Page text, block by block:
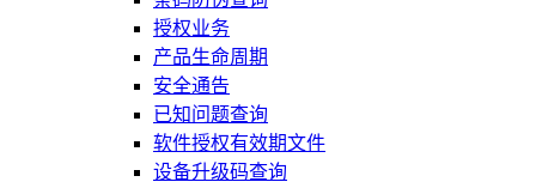
授权业务
产品生命周期
安全通告
已知问题查询
软件授权有效期文件
设备升级码查询